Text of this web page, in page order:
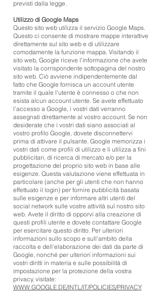
previsti dalla legge.
Utilizzo di Google Maps
Questo sito web utilizza il servizio Google Maps.
Questo ci consente di mostrare mappe interattive
direttamente sul sito web e di utilizzare
comodamente la funzione mappa. Visitando il
sito web, Google riceve l'informazione che avete
visitato la corrispondente sottopagina del nostro
sito web. Ciò avviene indipendentemente dal
fatto che Google fornisca un account utente
tramite il quale l'utente è connesso o che non
esista alcun account utente. Se avete effettuato
l'accesso a Google, i vostri dati verranno
assegnati direttamente al vostro account. Se non
desiderate che i vostri dati siano associati al
vostro profilo Google, dovete disconnettervi
prima di attivare il pulsante. Google memorizza i
vostri dati come profili di utilizzo e li utilizza a fini
pubblicitari, di ricerca di mercato e/o per la
progettazione del proprio sito web in base alle
esigenze. Questa valutazione viene effettuata in
particolare (anche per gli utenti che non hanno
effettuato il login) per fornire pubblicità basata
sulle esigenze e per informare altri utenti del
social network sulle vostre attività sul nostro sito
web. Avete il diritto di opporvi alla creazione di
questi profili utente e dovete contattare Google
per esercitare questo diritto. Per ulteriori
informazioni sullo scopo e sull'ambito della
raccolta e dell'elaborazione dei dati da parte di
Google, nonché per ulteriori informazioni sui
vostri diritti in materia e sulle possibilità di
impostazione per la protezione della vostra
privacy, visitate:
WWW.GOOGLE.DE/INTL/IT/POLICIES/PRIVACY.